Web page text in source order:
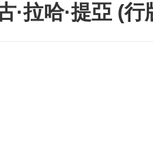
·拉哈·提亞 (行